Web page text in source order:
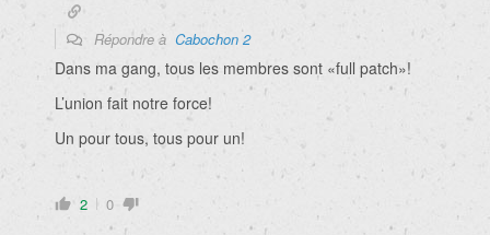
Répondre à Cabochon 2
Dans ma gang, tous les membres sont «full patch»!
L’union fait notre force!
Un pour tous, tous pour un!
2 0